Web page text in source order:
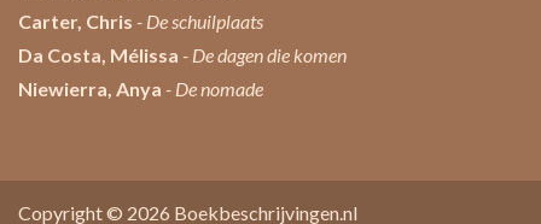
Carter, Chris - De schuilplaats
Da Costa, Mélissa - De dagen die komen
Niewierra, Anya - De nomade
Copyright © 2026 Boekbeschrijvingen.nl